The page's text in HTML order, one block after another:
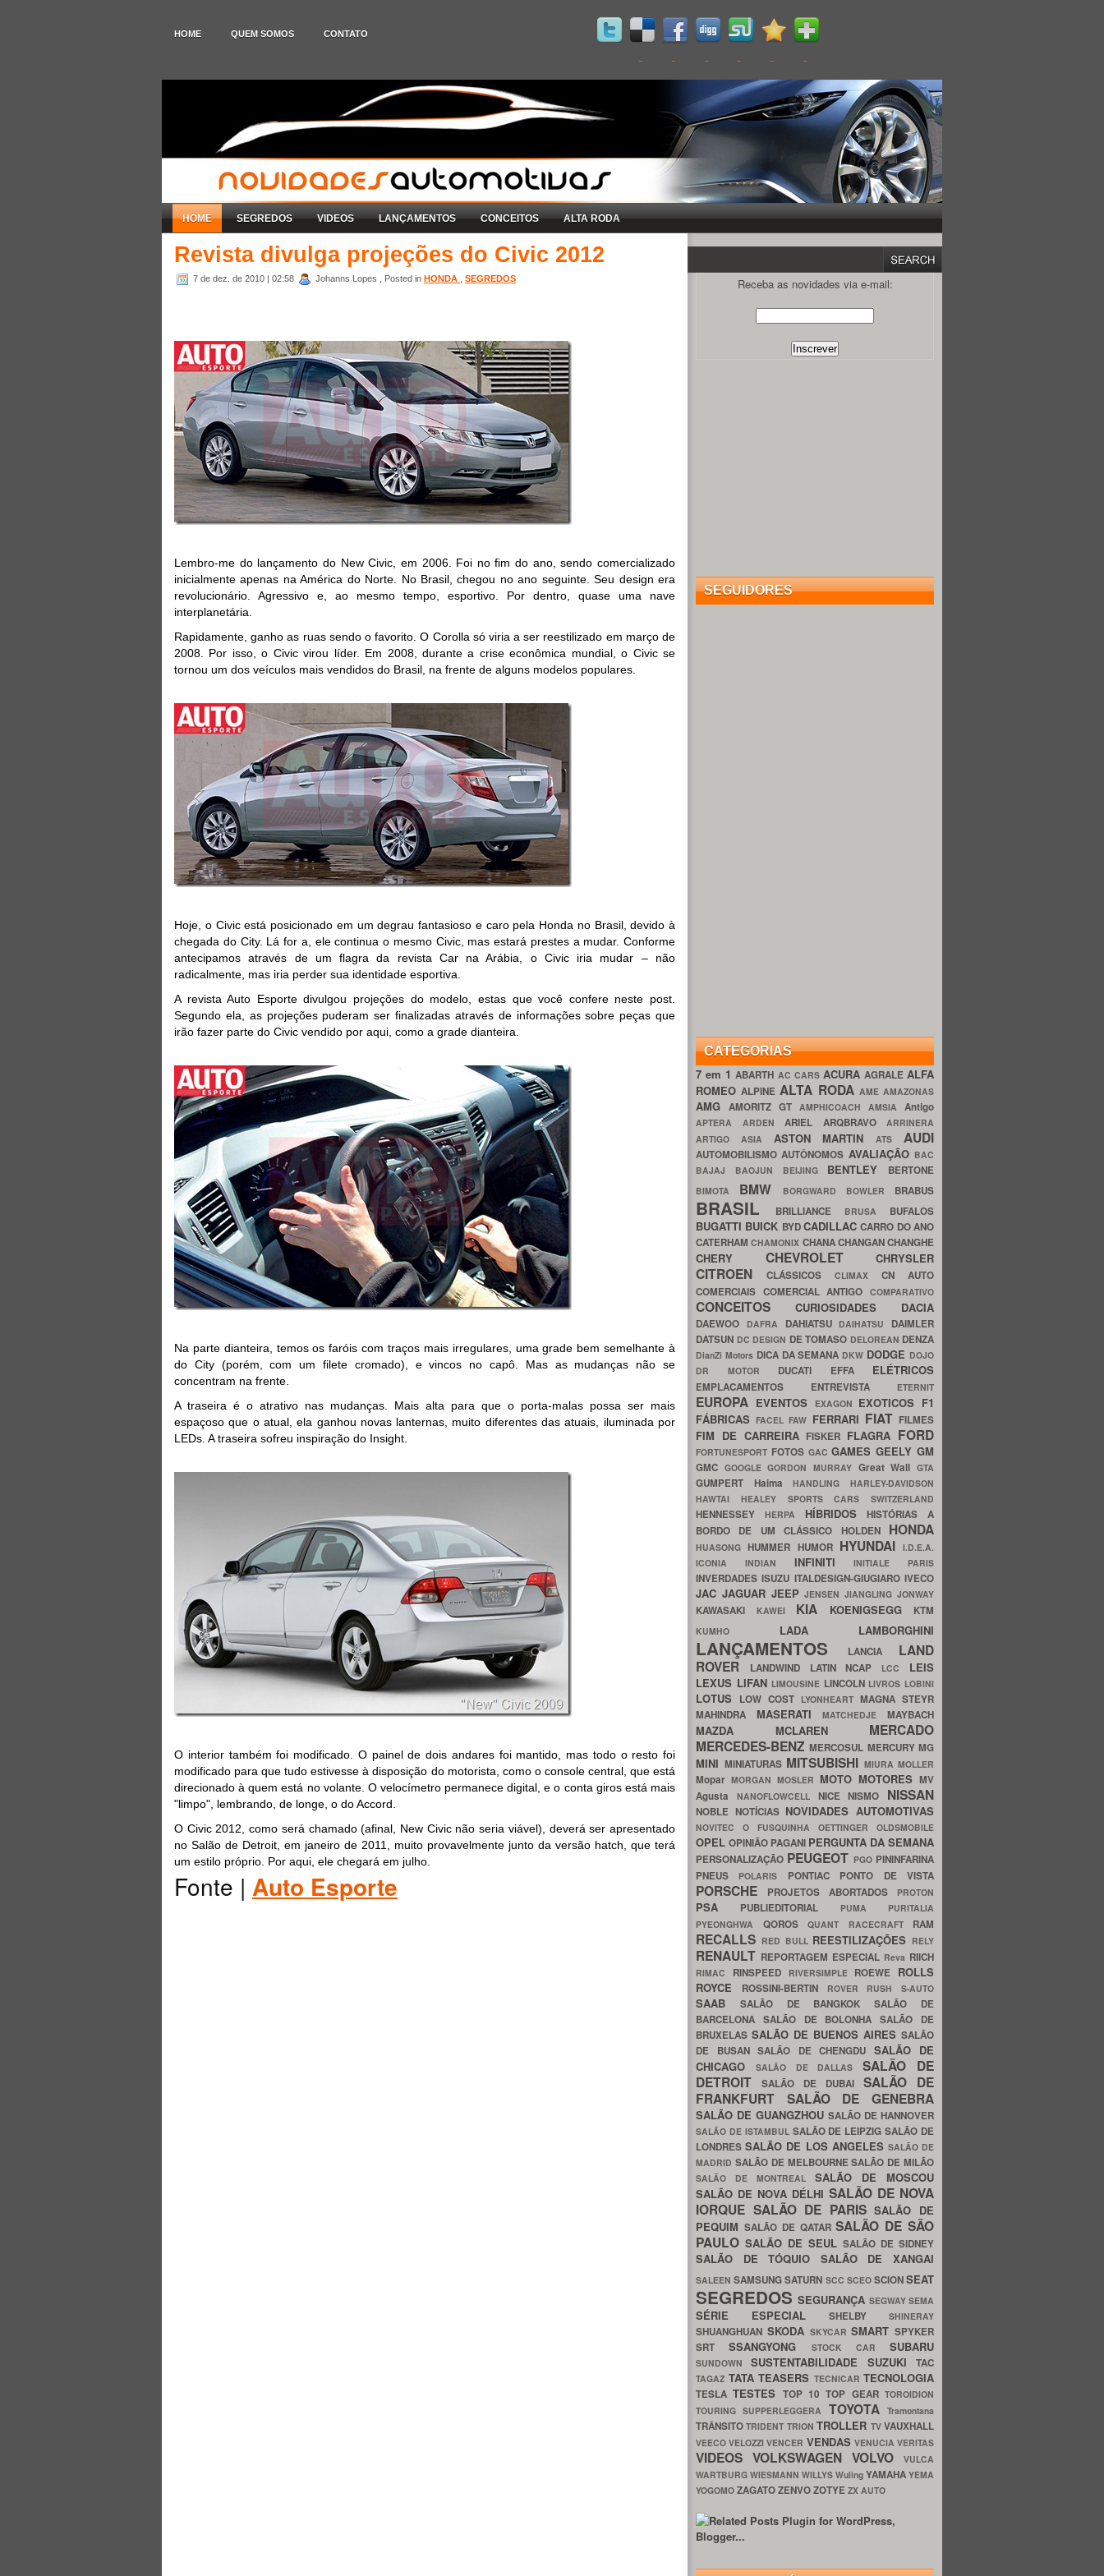
HOME QUEM SOMOS CONTATO
HOME SEGREDOS VIDEOS LANÇAMENTOS CONCEITOS ALTA RODA
Revista divulga projeções do Civic 2012
7 de dez. de 2010 | 02:58 Johanns Lopes , Posted in HONDA SEGREDOS
Lembro-me do lançamento do New Civic, em 2006. Foi no fim do ano, sendo comercializado
inicialmente apenas na América do Norte. No Brasil, chegou no ano seguinte. Seu design era
revolucionário. Agressivo e, ao mesmo tempo, esportivo. Por dentro, quase uma nave
interplanetária.
Rapidamente, ganho as ruas sendo o favorito. O Corolla só viria a ser reestilizado em março de
2008. Por isso, o Civic virou líder. Em 2008, durante a crise econômica mundial, o Civic se
tornou um dos veículos mais vendidos do Brasil, na frente de alguns modelos populares.
Hoje, o Civic está posicionado em um degrau fantasioso e caro pela Honda no Brasil, devido à
chegada do City. Lá for a, ele continua o mesmo Civic, mas estará prestes a mudar. Conforme
antecipamos através de um flagra da revista Car na Arábia, o Civic iria mudar – não
radicalmente, mas iria perder sua identidade esportiva.
A revista Auto Esporte divulgou projeções do modelo, estas que você confere neste post.
Segundo ela, as projeções puderam ser finalizadas através de informações sobre peças que
irão fazer parte do Civic vendido por aqui, como a grade dianteira.
Na parte dianteira, temos os faróis com traços mais irregulares, uma grade bem semelhante à
do City (porém, com um filete cromado), e vincos no capô. Mas as mudanças não se
concentram na frente.
A traseira é o atrativo nas mudanças. Mais alta para que o porta-malas possa ser mais
espaçoso que o atual, ela ganhou novas lanternas, muito diferentes das atuais, iluminada por
LEDs. A traseira sofreu inspiração do Insight.
O interior também foi modificado. O painel de dois andares foi mantido, mas todo o resto foi
modificado para que tudo estivesse à disposição do motorista, como o console central, que está
direcionado à quem está no volante. O velocímetro permanece digital, e o conta giros está mais
"limpo", lembrando, de longe, o do Accord.
O Civic 2012, como será chamado (afinal, New Civic não seria viável), deverá ser apresentado
no Salão de Detroit, em janeiro de 2011, muito provavelmente junto da versão hatch, que terá
um estilo próprio. Por aqui, ele chegará em julho.
Fonte | Auto Esporte
Receba as novidades via e-mail:
SEGUIDORES
CATEGORIAS
7 em 1ABARTH AC CARS ACURA AGRALE ALFA
ROMEOALPINEALTA RODA AME AMAZONAS
AMG AMORITZ GT AMPHICOACH AMSIA Antigo
APTERA ARDEN ARIEL ARQBRAVO ARRINERA
ARTIGO ASIA ASTON MARTINATS AUDI
AUTOMOBILISMOAUTÔNOMOS AVALIAÇÃO BAC
BAJAJ BAOJUN BEIJING BENTLEY BERTONE
BIMOTA BMW BORGWARD BOWLER BRABUS
BRASIL BRILLIANCE BRUSA BUFALOS
BUGATTI BUICK BYDCADILLACCARRO DO ANO
CATERHAMCHAMONIX CHANACHANGANCHANGHE
CHERY CHEVROLET CHRYSLER
CITROEN CLÁSSICOS CLIMAX CN AUTO
COMERCIAIS COMERCIAL ANTIGOCOMPARATIVO
CONCEITOS CURIOSIDADES DACIA
DAEWOO DAFRA DAHIATSU DAIHATSU DAIMLER
DATSUN DC DESIGN DE TOMASO DELOREAN DENZA
DianZi Motors DICA DA SEMANA DKW DODGE DOJO
DR MOTOR DUCATI EFFA ELÉTRICOS
EMPLACAMENTOS ENTREVISTA ETERNIT
EUROPA EVENTOS EXAGON EXOTICOS F1
FÁBRICASFACELFAW FERRARI FIAT FILMES
FIM DE CARREIRA FISKER FLAGRA FORD
FORTUNESPORT FOTOS GACGAMESGEELYGM
GMC GOOGLEGORDON MURRAY Great WallGTA
GUMPERT HaimaHANDLINGHARLEY-DAVIDSON
HAWTAI HEALEY SPORTS CARS SWITZERLAND
HENNESSEY HERPA HÍBRIDOSHISTÓRIAS A
BORDO DE UM CLÁSSICO HOLDEN HONDA
HUASONGHUMMER HUMOR HYUNDAI I.D.E.A.
ICONIA INDIAN INFINITIINITIALE PARIS
INVERDADESISUZU ITALDESIGN-GIUGIAROIVECO
JAC JAGUAR JEEPJENSENJIANGLINGJONWAY
KAWASAKI KAWEI KIA KOENIGSEGG KTM
KUMHO LADA LAMBORGHINI
LANÇAMENTOS LANCIA LAND
ROVER
LANDWIND LATIN NCAP LCC LEIS
LEXUS LIFAN LIMOUSINE LINCOLN LIVROS LOBINI
LOTUS LOW COST LYONHEART MAGNA STEYR
MAHINDRA MASERATIMATCHEDJEMAYBACH
MAZDA MCLAREN MERCADO
MERCEDES-BENZMERCOSUL MERCURYMG
MINI MINIATURAS MITSUBISHI MIURA MOLLER
Mopar MORGAN MOSLER MOTO MOTORES MV
Agusta NANOFLOWCELL NICENISMO NISSAN
NOBLE NOTÍCIAS NOVIDADES AUTOMOTIVAS
NOVITEC O FUSQUINHA OETTINGER OLDSMOBILE
OPEL OPINIÃO PAGANI PERGUNTA DA SEMANA
PERSONALIZAÇÃO PEUGEOT PGO PININFARINA
PNEUS
POLARIS PONTIAC PONTO DE VISTA
PORSCHE PROJETOS ABORTADOS PROTON
PSA PUBLIEDITORIAL PUMA PURITALIA
PYEONGHWA QOROS QUANT RACECRAFT RAM
RECALLS RED BULL REESTILIZAÇÕES RELY
RENAULT REPORTAGEM ESPECIAL Reva RIICH
RIMAC RINSPEED RIVERSIMPLE ROEWE ROLLS
ROYCE
ROSSINI-BERTIN ROVER RUSH S-AUTO
SAAB SALÃO DE BANGKOKSALÃO DE
BARCELONA SALÃO DE BOLONHASALÃO DE
BRUXELAS SALÃO DE BUENOS AIRES SALÃO
DE BUSAN SALÃO DE CHENGDU SALÃO DE
CHICAGO
SALÃO DE DALLASSALÃO DE
DETROIT
SALÃO DE DUBAI SALÃO DE
FRANKFURT SALÃO DE GENEBRA
SALÃO DE GUANGZHOU SALÃO DE HANNOVER
SALÃO DE ISTAMBUL SALÃO DE LEIPZIGSALÃO DE
LONDRESSALÃO DE LOS ANGELES SALÃO DE
MADRID SALÃO DE MELBOURNESALÃO DE MILÃO
SALÃO DE MONTREAL SALÃO DE MOSCOU
SALÃO DE NOVA DÉLHI SALÃO DE NOVA
IORQUE SALÃO DE PARISSALÃO DE
PEQUIM SALÃO DE QATARSALÃO DE SÃO
PAULO SALÃO DE SEUL SALÃO DE SIDNEY
SALÃO DE TÓQUIO SALÃO DE XANGAI
SALEENSAMSUNGSATURN SCC SCEO SCIONSEAT
SEGREDOSSEGURANÇA SEGWAYSEMA
SÉRIE ESPECIAL SHELBY SHINERAY
SHUANGHUAN SKODA SKYCARSMART SPYKER
SRTSSANGYONG STOCK CAR SUBARU
SUNDOWNSUSTENTABILIDADE SUZUKITAC
TAGAZ TATA TEASERS TECNICAR TECNOLOGIA
TESLATESTES TOP 10TOP GEARTOROIDION
TOURING SUPPERLEGGERA TOYOTATramontana
TRÂNSITOTRIDENT TRIONTROLLER TVVAUXHALL
VEECOVELOZZIVENCER VENDAS VENUCIAVERITAS
VIDEOS VOLKSWAGEN VOLVO
VULCA
WARTBURG WIESMANN WILLYS Wuling YAMAHA YEMA
YOGOMO ZAGATOZENVOZOTYE ZX AUTO